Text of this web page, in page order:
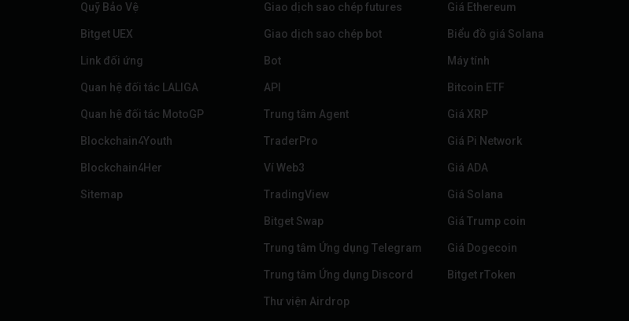
Quỹ Bảo Vệ
Bitget UEX
Link đối ứng
Quan hệ đối tác LALIGA
Quan hệ đối tác MotoGP
Blockchain4Youth
Blockchain4Her
Sitemap
Giao dịch sao chép futures
Giao dịch sao chép bot
Bot
API
Trung tâm Agent
TraderPro
Ví Web3
TradingView
Bitget Swap
Trung tâm Ứng dụng Telegram
Trung tâm Ứng dụng Discord
Thư viện Airdrop
Giá Ethereum
Biểu đồ giá Solana
Máy tính
Bitcoin ETF
Giá XRP
Giá Pi Network
Giá ADA
Giá Solana
Giá Trump coin
Giá Dogecoin
Bitget rToken